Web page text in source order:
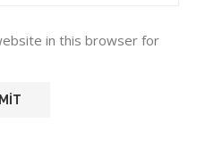
in this browser for